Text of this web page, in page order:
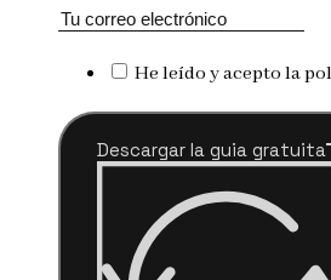
He leído y acepto la
Descargar la guia gratuita